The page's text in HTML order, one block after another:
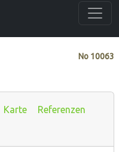
No 10063
Karte Referenzen